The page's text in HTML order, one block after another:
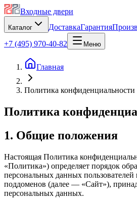
Входные двери
Каталог ДоставкаГарантия
+7 (495) 970-40-82
Меню
Главная
Политика конфиденциальности
Политика
1. Общие положения
Настоящая Политика
«Политика») определяет порядок
персональных данных пользователей
поддоменов (далее — «Сайт»),
персональных данных.